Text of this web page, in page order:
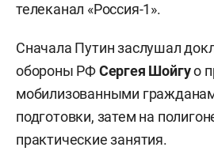
телеканал «Россия-1».
Сначала Путин заслушал
обороны РФСергея Шойгуо
мобилизованными
подготовки, затем на
практические занятия.